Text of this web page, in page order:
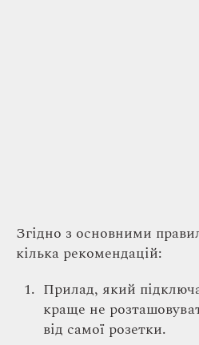
Згідно з основними
кілька рекомендацій:
Прилад, який
краще не
від самої розетки.